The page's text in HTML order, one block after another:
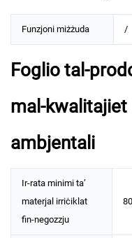
Funzjoni miżżuda /
Foglio tal-
mal-
ambjentali
Ir-rata minimi ta’
materjal irriċiklat
fin-negozzju